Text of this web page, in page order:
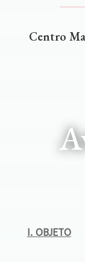
Centro
I. OBJETO